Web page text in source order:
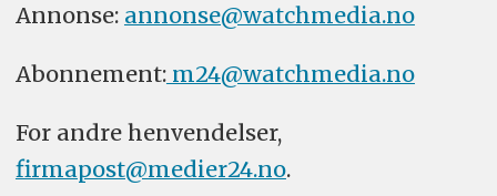
Annonse: annonse@watchmedia.no
Abonnement:m24@watchmedia.no
For andre henvendelser,
firmapost@medier24.no.